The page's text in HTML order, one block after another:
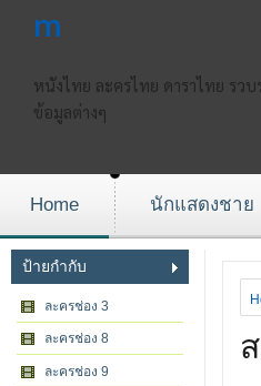
m
หนังไทย ละครไทย ดาราไทย รว
ข้อมูลต่างๆ
Home นักแสดงชาย
ป้ายกำกับ
ละครช่อง 3
ละครช่อง 8
ละครช่อง 9